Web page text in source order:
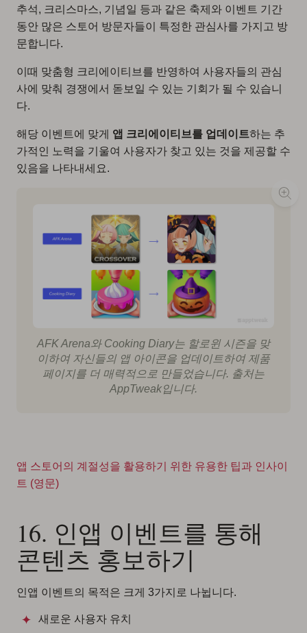
추석, 크리스마스, 기념일 등과 같은 축제와 이벤트 기간
동안 많은 스토어 방문자들이 특정한 관심사를 가지고 방
문합니다.
이때 맞춤형 크리에이티브를 반영하여 사용자들의 관심
사에 맞춰 경쟁에서 돋보일 수 있는 기회가 될 수 있습니
다.
해당 이벤트에 맞게 앱 크리에이티브를 업데이트하는 추
가적인 노력을 기울여 사용자가 찾고 있는 것을 제공할 수
있음을 나타내세요.
AFK Arena와 Cooking Diary는 할로윈 시즌을 맞
이하여 자신들의 앱 아이콘을 업데이트하여 제품
페이지를 더 매력적으로 만들었습니다. 출처는
AppTweak입니다.
앱 스토어의 계절성을 활용하기 위한 유용한 팁과 인사이
트 (영문)
16. 인앱 이벤트를 통해
콘텐츠 홍보하기
인앱 이벤트의 목적은 크게 3가지로 나뉩니다.
새로운 사용자 유치